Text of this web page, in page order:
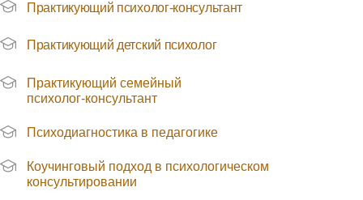
Практикующий психолог-консультант
Практикующий детский психолог
Психодиагностика в педагогике
Практикующий семейный
психолог-консультант
Коучинговый подход в психологическом
консультировании